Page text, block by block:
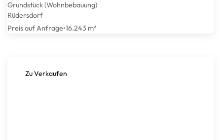
Grundstück (Wohnbebauung)
Rüdersdorf
Preis auf Anfrage•16.243 m²
Zu Verkaufen